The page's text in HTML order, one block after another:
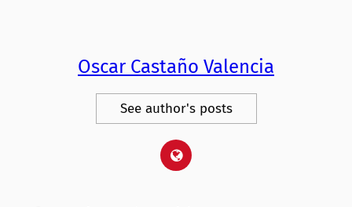
Oscar Castaño Valencia
See author's posts